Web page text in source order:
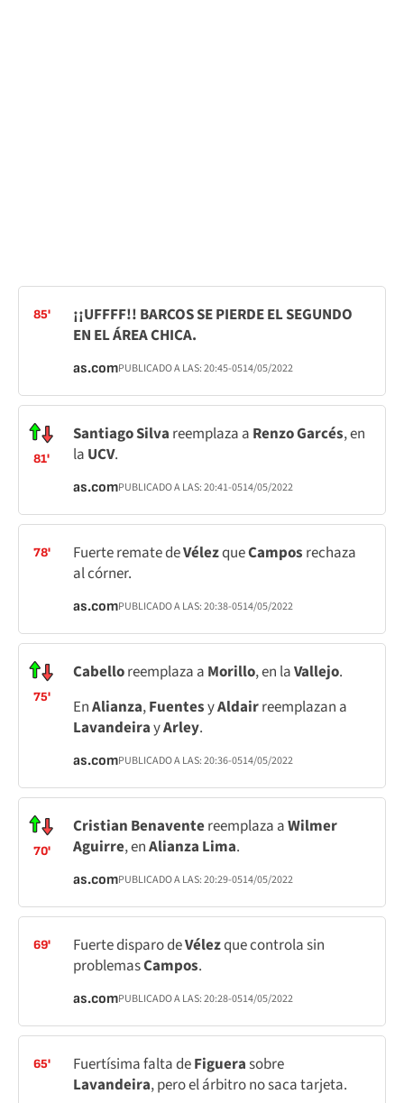
85'
¡¡UFFFF!! BARCOS SE PIERDE EL SEGUNDO
EN EL ÁREA CHICA.
as.comPUBLICADO A LAS:20:45-0514/05/2022
81'
Santiago Silva reemplaza a Renzo Garcés, en
la UCV.
as.comPUBLICADO A LAS:20:41-0514/05/2022
78' Fuerte remate deVélezqueCampos rechaza
al córner.
as.comPUBLICADO A LAS:20:38-0514/05/2022
75'
Cabelloreemplaza a Morillo, en laVallejo.
EnAlianza,FuentesyAldairreemplazan a
LavandeirayArley.
as.comPUBLICADO A LAS:20:36-0514/05/2022
70'
Cristian Benaventereemplaza aWilmer
Aguirre, enAlianza Lima.
as.comPUBLICADO A LAS:20:29-0514/05/2022
69' Fuerte disparo deVélezque controla sin
problemasCampos.
as.comPUBLICADO A LAS:20:28-0514/05/2022
65' Fuertísima falta deFiguerasobre
Lavandeira, pero el árbitro no saca tarjeta.